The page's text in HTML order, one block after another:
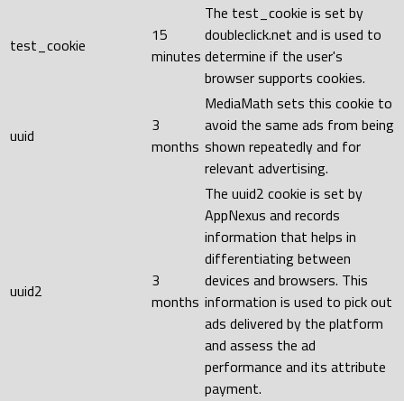
test_cookie
15
minutes
The test_cookie is set by
doubleclick.net and is used to
determine if the user's
browser supports cookies.
uuid
3
months
MediaMath sets this cookie to
avoid the same ads from being
shown repeatedly and for
relevant advertising.
uuid2
3
months
The uuid2 cookie is set by
AppNexus and records
information that helps in
differentiating between
devices and browsers. This
information is used to pick out
ads delivered by the platform
and assess the ad
performance and its attribute
payment.